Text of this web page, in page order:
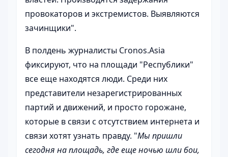
провокаторов и экстремистов. Выявляются
зачинщики".
В полдень журналисты Cronos.Asia
фиксируют, что на площади "Республики"
все еще находятся люди. Среди них
представители незарегистрированных
партий и движений, и просто горожане,
которые в связи с отсутствием интернета и
связи хотят узнать правду. "Мы пришли
сегодня на площадь, где еще ночью шли бои,